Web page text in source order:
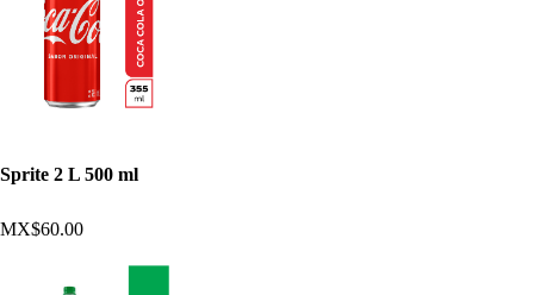
Sprite 2 L 500 ml
MX$60.00